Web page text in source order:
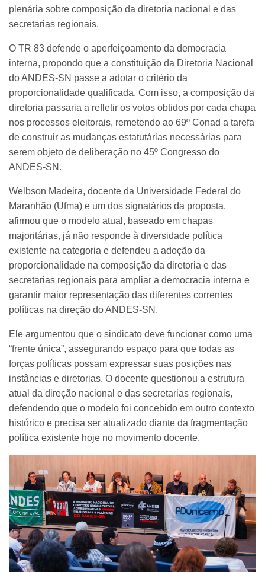
plenária sobre composição da diretoria nacional e das
secretarias regionais.
O TR 83 defende o aperfeiçoamento da democracia
interna, propondo que a constituição da Diretoria Nacional
do ANDES-SN passe a adotar o critério da
proporcionalidade qualificada. Com isso, a composição da
diretoria passaria a refletir os votos obtidos por cada chapa
nos processos eleitorais, remetendo ao 69º Conad a tarefa
de construir as mudanças estatutárias necessárias para
serem objeto de deliberação no 45º Congresso do
ANDES-SN.
Welbson Madeira, docente da Universidade Federal do
Maranhão (Ufma) e um dos signatários da proposta,
afirmou que o modelo atual, baseado em chapas
majoritárias, já não responde à diversidade política
existente na categoria e defendeu a adoção da
proporcionalidade na composição da diretoria e das
secretarias regionais para ampliar a democracia interna e
garantir maior representação das diferentes correntes
políticas na direção do ANDES-SN.
Ele argumentou que o sindicato deve funcionar como uma
“frente única”, assegurando espaço para que todas as
forças políticas possam expressar suas posições nas
instâncias e diretorias. O docente questionou a estrutura
atual da direção nacional e das secretarias regionais,
defendendo que o modelo foi concebido em outro contexto
histórico e precisa ser atualizado diante da fragmentação
política existente hoje no movimento docente.